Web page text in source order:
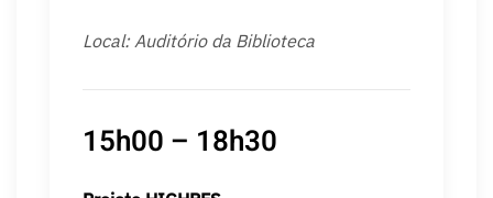
Local: Auditório da Biblioteca
15h00 – 18h30